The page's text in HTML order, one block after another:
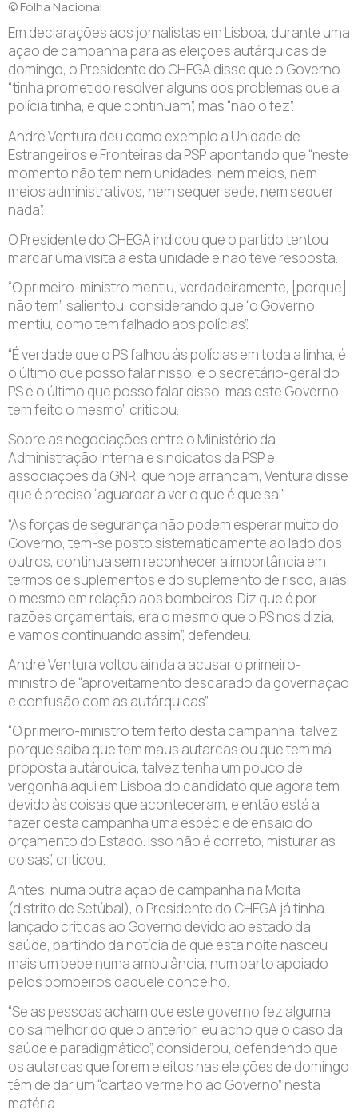
© Folha Nacional
Em declarações aos jornalistas em Lisboa, durante uma
ação de campanha para as eleições autárquicas de
domingo, o Presidente do CHEGA disse que o Governo
“tinha prometido resolver alguns dos problemas que a
polícia tinha, e que continuam”, mas “não o fez”.
André Ventura deu como exemplo a Unidade de
Estrangeiros e Fronteiras da PSP, apontando que “neste
momento não tem nem unidades, nem meios, nem
meios administrativos, nem sequer sede, nem sequer
nada”.
O Presidente do CHEGA indicou que o partido tentou
marcar uma visita a esta unidade e não teve resposta.
“O primeiro-ministro mentiu, verdadeiramente, [porque]
não tem”, salientou, considerando que “o Governo
mentiu, como tem falhado aos polícias”.
“É verdade que o PS falhou às polícias em toda a linha, é
o último que posso falar nisso, e o secretário-geral do
PS é o último que posso falar disso, mas este Governo
tem feito o mesmo”, criticou.
Sobre as negociações entre o Ministério da
Administração Interna e sindicatos da PSP e
associações da GNR, que hoje arrancam, Ventura disse
que é preciso “aguardar a ver o que é que sai”.
“As forças de segurança não podem esperar muito do
Governo, tem-se posto sistematicamente ao lado dos
outros, continua sem reconhecer a importância em
termos de suplementos e do suplemento de risco, aliás,
o mesmo em relação aos bombeiros. Diz que é por
razões orçamentais, era o mesmo que o PS nos dizia,
e vamos continuando assim”, defendeu.
André Ventura voltou ainda a acusar o primeiro-
ministro de “aproveitamento descarado da governação
e confusão com as autárquicas”.
“O primeiro-ministro tem feito desta campanha, talvez
porque saiba que tem maus autarcas ou que tem má
proposta autárquica, talvez tenha um pouco de
vergonha aqui em Lisboa do candidato que agora tem
devido às coisas que aconteceram, e então está a
fazer desta campanha uma espécie de ensaio do
orçamento do Estado. Isso não é correto, misturar as
coisas”, criticou.
Antes, numa outra ação de campanha na Moita
(distrito de Setúbal), o Presidente do CHEGA já tinha
lançado críticas ao Governo devido ao estado da
saúde, partindo da notícia de que esta noite nasceu
mais um bebé numa ambulância, num parto apoiado
pelos bombeiros daquele concelho.
“Se as pessoas acham que este governo fez alguma
coisa melhor do que o anterior, eu acho que o caso da
saúde é paradigmático”, considerou, defendendo que
os autarcas que forem eleitos nas eleições de domingo
têm de dar um “cartão vermelho ao Governo” nesta
matéria.